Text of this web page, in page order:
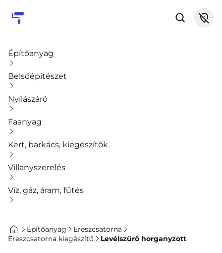
Építőanyag
Belsőépítészet
Nyílászáró
Faanyag
Kert, barkács, kiegészítők
Villanyszerelés
Víz, gáz, áram, fűtés
Építőanyag
Ereszcsatorna
Ereszcsatorna kiegészítő
Levélszűrő horganyzott